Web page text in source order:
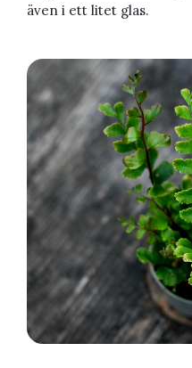
även i ett litet glas.